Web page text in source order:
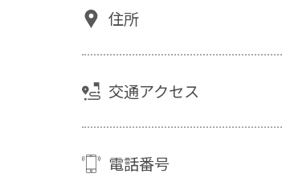
住所
交通アクセス
電話番号